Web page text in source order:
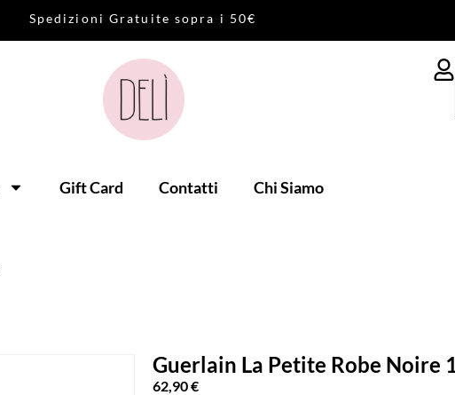
Sped izi on i Gratu ite sopra i 50€
Gift Card Contatti Chi Siamo
Guerlain La Petite Robe Noire
62,90€